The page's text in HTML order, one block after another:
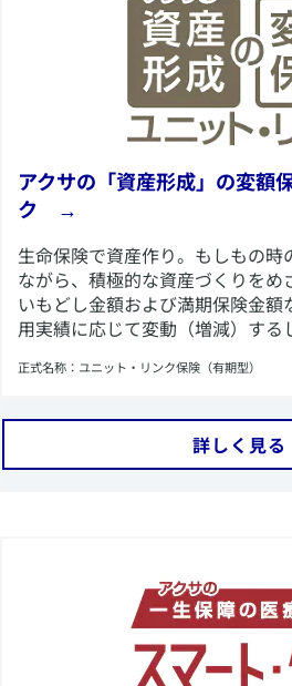
アクサの「資産形成」の変
ク →
生命保険で資産作り。もしもの
ながら、積極的な資産づくりをめ
いもどし金額および満期保険金
用実績に応じて変動（増減）する
​正式名称：ユニット・リンク保険（有期型）
​詳しく見る